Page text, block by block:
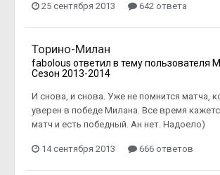
25 сентября 2013 642 ответа
Торино-Милан
fabolous ответил в тему пользователя
Сезон 2013-2014
И снова, и снова. Уже не помнится матча,
уверен в победе Милана. Все время
матч и есть победный. Ан нет. Надоело)
14 сентября 2013 666 ответов